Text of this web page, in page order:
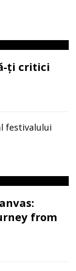
ți critici
festivalului
from